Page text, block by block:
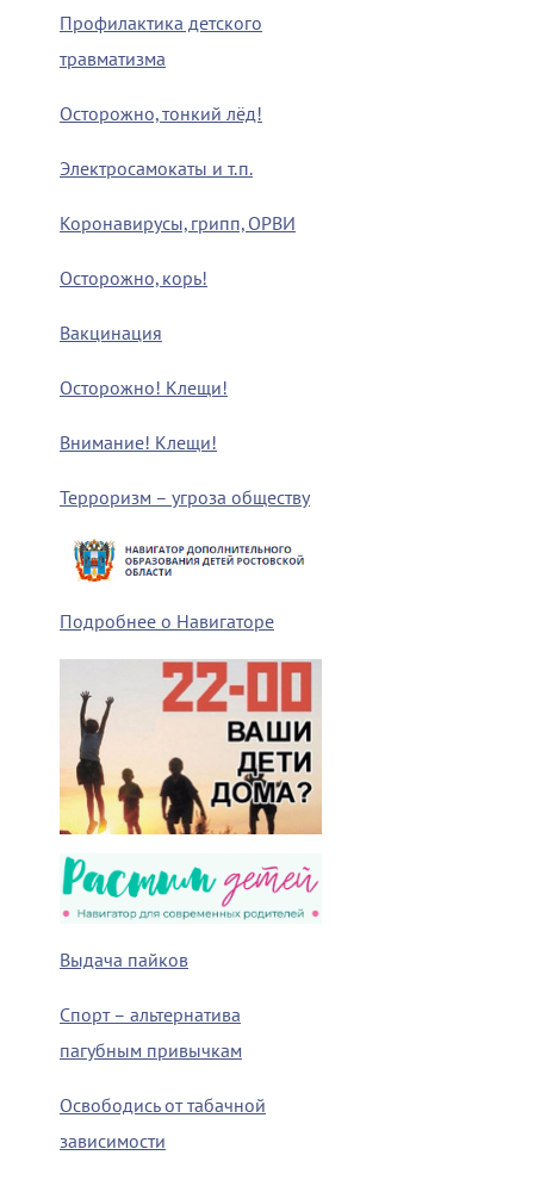
Профилактика детского
травматизма
Осторожно, тонкий лёд!
Электросамокаты и т.п.
Коронавирусы, грипп, ОРВИ
Осторожно, корь!
Вакцинация
Осторожно! Клещи!
Внимание! Клещи!
Терроризм – угроза обществу
Подробнее о Навигаторе
Выдача пайков
Спорт – альтернатива
пагубным привычкам
Освободись от табачной
зависимости